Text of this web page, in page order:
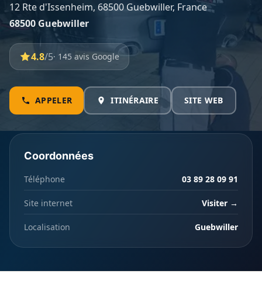
12 Rte d'Issenheim, 68500 Guebwiller, France
68500 Guebwiller
4.8/5· 145 avis Google
APPELER ITINÉRAIRE SITE WEB
Coordonnées
Téléphone 03 89 28 09 91
Site internet Visiter →
Localisation Guebwiller